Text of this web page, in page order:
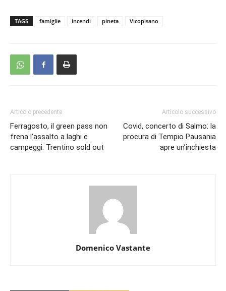
TAGS famiglie incendi pineta Vicopisano
Articolo precedente
Ferragosto, il green pass non
frena l’assalto a laghi e
campeggi: Trentino sold out
Articolo successivo
Covid, concerto di Salmo: la
procura di Tempio Pausania
apre un’inchiesta
Domenico Vastante